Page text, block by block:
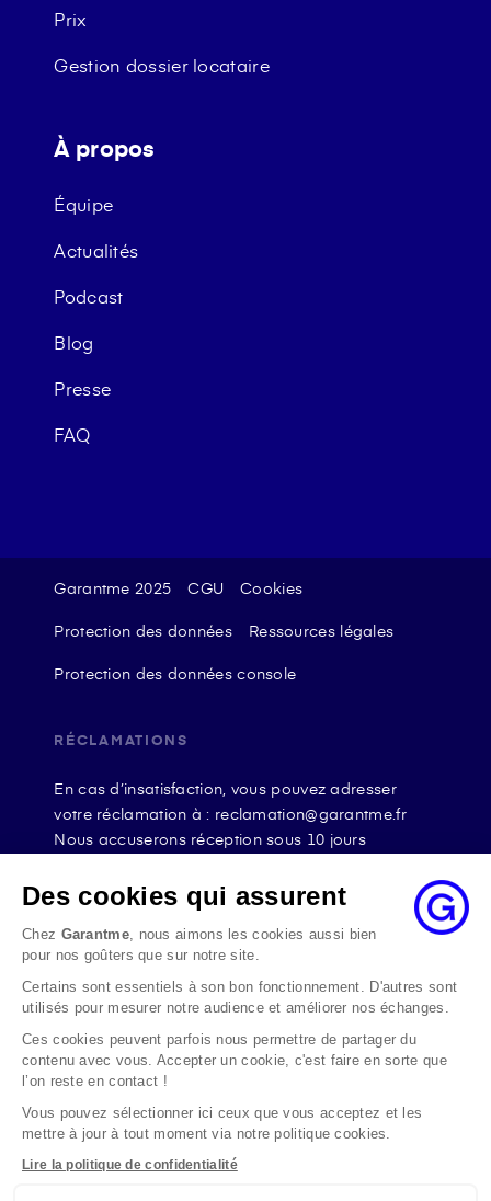
Prix
Gestion dossier locataire
À propos
Équipe
Actualités
Podcast
Blog
Presse
FAQ
Garantme 2025 CGU Cookies
Protection des données Ressources légales
Protection des données console
RÉCLAMATIONS
En cas d’insatisfaction, vous pouvez adresser
votre réclamation à : reclamation@garantme.fr
Nous accuserons réception sous 10 jours
état de cause, nous répondrons à la réclamation
au maximum dans les 2 mois.
Si le désaccord persiste, vous pouvez solliciter
l’avis du Médiateur de l’Assurance par internet à
l’adresse La médiation de l’assurance - Accueil
Par courrier à l’adresse : La Médiation de
l’Assurance TSA 50110 75441 PARIS CEDEX 09 ou
par email à l’adresse www.mediation-
assurance.org
La saisine du Médiateur de l’Assurance est gratuite
mais ne peut intervenir qu’après nous avoir
adressé une réclamation écrite.
Des cookies qui assurent
Chez Garantme, nous aimons les cookies aussi bien
pour nos goûters que sur notre site.
Certains sont essentiels à son bon fonctionnement. D'autres sont
utilisés pour mesurer notre audience et améliorer nos échanges.
Ces cookies peuvent parfois nous permettre de partager du
contenu avec vous. Accepter un cookie, c'est faire en sorte que
l’on reste en contact !
Vous pouvez sélectionner ici ceux que vous acceptez et les
mettre à jour à tout moment via notre politique cookies.
Lire la politique de confidentialité